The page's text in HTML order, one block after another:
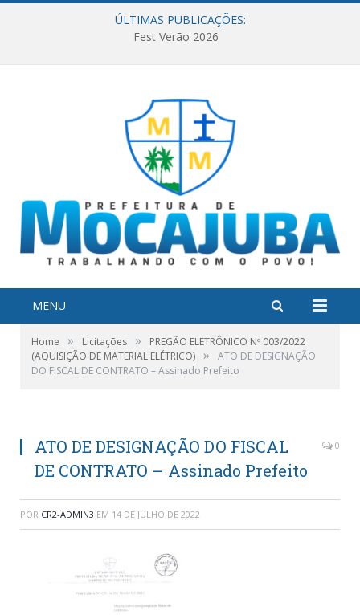
ÚLTIMAS PUBLICAÇÕES:
Fest Verão 2026
MENU
Home » Licitações »
PREGÃO ELETRÔNICO Nº 003/2022
(AQUISIÇÃO DE MATERIAL ELÉTRICO) »
ATO DE DESIGNAÇÃO
DO FISCAL DE CONTRATO – Assinado Prefeito
ATO DE DESIGNAÇÃO DO FISCAL
DE CONTRATO – Assinado Prefeito
0
POR CR2-ADMIN3 EM 14 DE JULHO DE 2022